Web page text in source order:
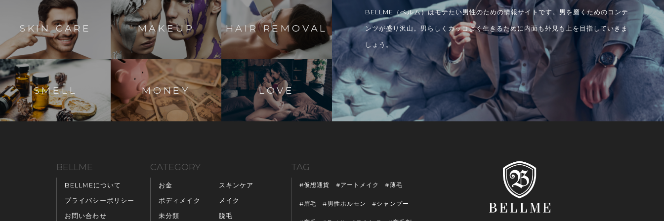
SKIN CARE MAKEUP HAIR REMOVAL
SMELL MONEY LOVE
BELLME（ベルム）はモテたい男性のための情報サイトです。男を磨くためのコンテ
ンツが盛り沢山。男らしくカッコよく生きるために内面も外見も上を目指していきま
しょう。
BELLME
BELLMEについて
プライバシーポリシー
お問い合わせ
CATEGORY
お金 スキンケア
ボディメイク メイク
未分類 脱毛
TAG
仮想通貨 アートメイク 薄毛
眉毛 男性ホルモン シャンプー